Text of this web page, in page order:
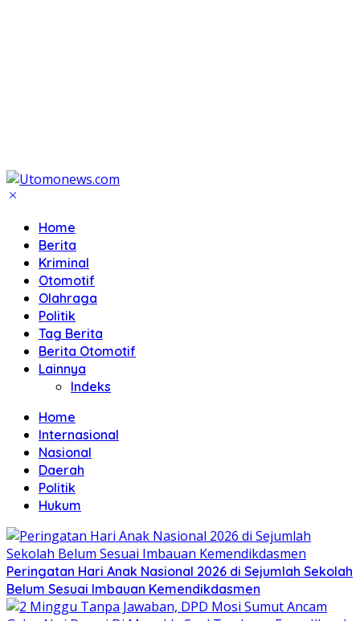
Home
Berita
Kriminal
Otomotif
Olahraga
Politik
Tag Berita
Berita Otomotif
Lainnya
Indeks
Home
Internasional
Nasional
Daerah
Politik
Hukum
Peringatan Hari Anak Nasional 2026 di Sejumlah Sekolah
Belum Sesuai Imbauan Kemendikdasmen